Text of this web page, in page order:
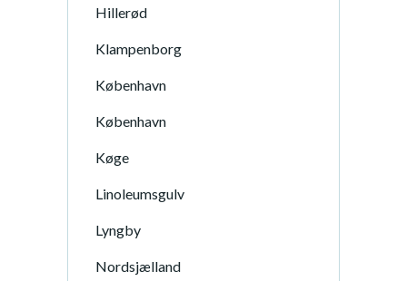
Hillerød
Klampenborg
København
København
Køge
Linoleumsgulv
Lyngby
Nordsjælland